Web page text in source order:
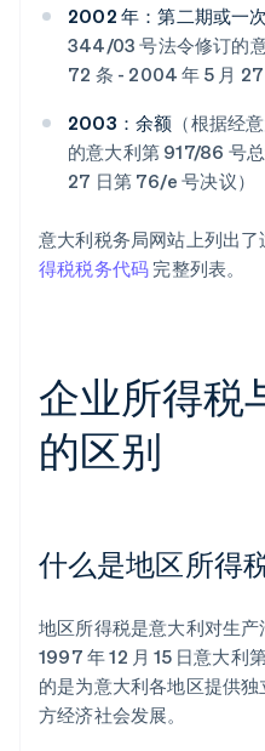
2002 年：第二期或一
344/03 号法令修订的
72 条 - 2004 年 5 月 27
2003：余额 （根据经
的意大利第 917/86 号
27 日第 76/e 号决议）
意大利税务局网站上列出
得税税务代码 完整列表。
企业所得税
的区别
什么是地区所得
地区所得税是意大利对生
1997 年 12 月 15 日意大利
的是为意大利各地区提供
方经济社会发展。